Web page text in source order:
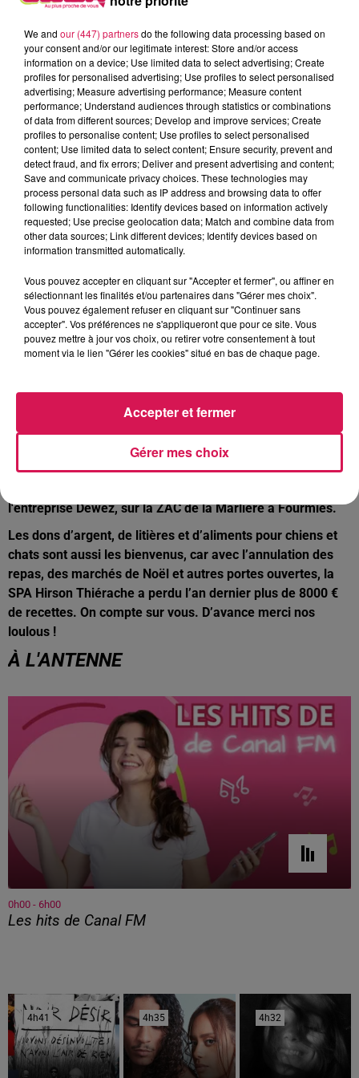
VACCINATION DANS L’AISNE
16 centres de vaccination, dont 7 situés en Thiérache et
aux portes de l’arrondissement de Vervins, ouvriront leurs
portes dès 18 janvier ! A la base, seuls deux sites avaient
été retenus en Thiérache : le centre hospitalier d’Hirson et
la maison de santé de Guise, mais dès la semaine
prochaines, les soignants âgés de plus de 50 ans ou
présentant des pathologies, ainsi que toutes les personnes
âgées de plus de 75 ans pourront se faire vacciner
gratuitement dans 7 centres, sur présentation d’une carte
vitale, en se rendant dès lundi, en plus d’Hirson et de Guise,
à l’hôpital de Vervins, aux maisons de santé du Nouvion-
en-Thiérache, de La Capelle, de Rozoy-sur-Serre et de
Bohain-en-Vermandois !
UN APPEL AUX DONS DE COUVERTURES POUR LA
SPA HIRSON-THIÉRACHE
années, le stock de couvertures est au plus bas. Il ne
permettra pas de tenir jusqu’à la fin de l’hiver, d’autant qu’il
y a actuellement encore plus de 150 chiens et chats pris en
charge par les bénévoles de la SPA. Vous pouvez donc
déposer vos couvertures directement au refuge du vivier,
l'entreprise Dewez, sur la ZAC de la Marlière à Fourmies.
Les dons d’argent, de litières et d’aliments pour chiens et
chats sont aussi les bienvenus, car avec l’annulation des
repas, des marchés de Noël et autres portes ouvertes, la
SPA Hirson Thiérache a perdu l’an dernier plus de 8000 €
de recettes. On compte sur vous. D’avance merci nos
loulous !
À L'ANTENNE
0h00 - 6h00
Les hits de Canal FM
4h41
4h41 4h35
4h35 4h32
4h32
We and our (447) partnersdo the following data processing based on
your consent and/or our legitimate interest: Store and/or access
information on a device; Use limited data to select advertising; Create
profiles for personalised advertising; Use profiles to select personalised
advertising; Measure advertising performance; Measure content
performance; Understand audiences through statistics or combinations
of data from different sources; Develop and improve services; Create
profiles to personalise content; Use profiles to select personalised
content; Use limited data to select content; Ensure security, prevent and
detect fraud, and fix errors; Deliver and present advertising and content;
Save and communicate privacy choices. These technologies may
process personal data such as IP address and browsing data to offer
following functionalities: Identify devices based on information actively
requested; Use precise geolocation data; Match and combine data from
other data sources; Link different devices; Identify devices based on
information transmitted automatically.
Vous pouvez accepter en cliquant sur "Accepter et fermer", ou affiner en
sélectionnant les finalités et/ou partenaires dans "Gérer mes choix".
Vous pouvez également refuser en cliquant sur "Continuer sans
accepter". Vos préférences ne s'appliqueront que pour ce site. Vous
pouvez mettre à jour vos choix, ou retirer votre consentement à tout
moment via le lien "Gérer les cookies" situé en bas de chaque page.
Gérer mes choix
Accepter et fermer